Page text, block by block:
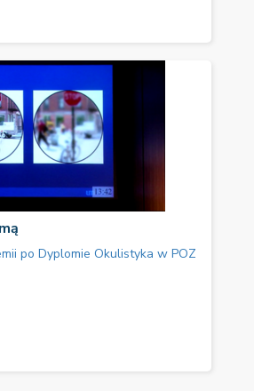
po Dyplomie Okulistyka w POZ